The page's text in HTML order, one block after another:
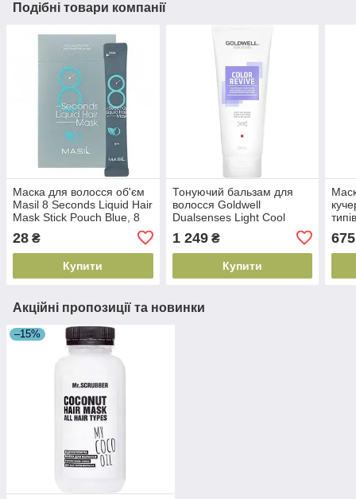
Подібні товари компанії
Маска для волосся об'єм
Masil 8 Seconds Liquid Hair
Mask Stick Pouch Blue, 8
28 ₴
Купити
Тонуючий бальзам для
волосся Goldwell
Dualsenses Light Cool
(4021609056249)
1 249₴
Купити
675
Акційні пропозиції та новинки
–15%